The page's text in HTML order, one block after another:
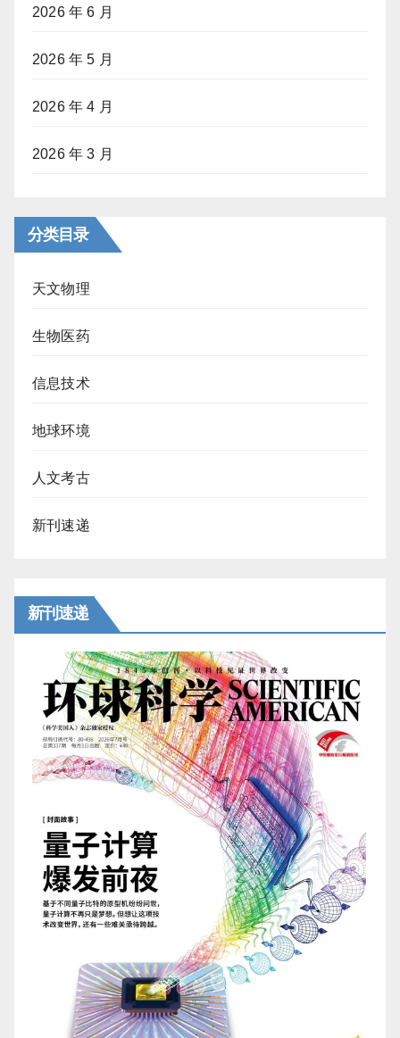
2026 年 6 月
2026 年 5 月
2026 年 4 月
2026 年 3 月
分类目录
天文物理
生物医药
信息技术
地球环境
人文考古
新刊速递
新刊速递